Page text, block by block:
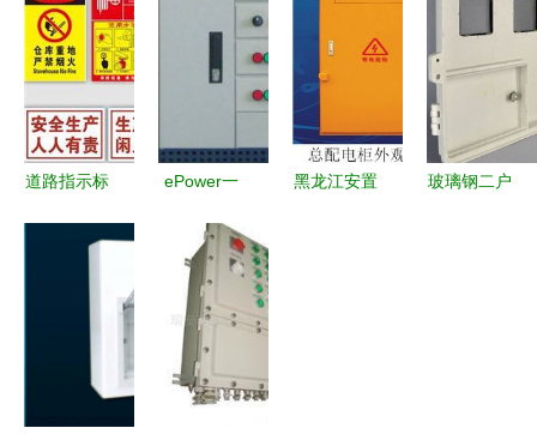
居用电更安
全高效
靠选择
解析 从世
界工厂网产
品信息库看
行业趋势
道路指示标
箱 安全高
效的双核心
ePower一
电箱 引领
自动化配电
新篇章
黑龙江安置
玻璃钢二户